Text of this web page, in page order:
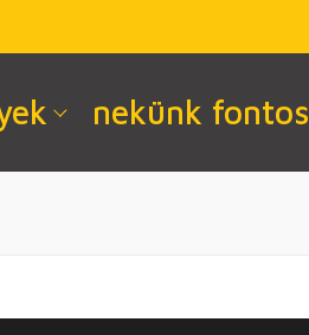
nekünk fontos